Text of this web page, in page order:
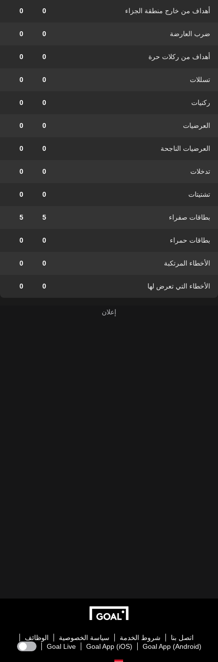
أهداف من خارج منطقة الجزاء 0
0
ضرب العارضة 0
0
أهداف من ركلات حرة 0
0
تسللات 0
0
ركنيات 0
0
العرضيات 0
0
العرضيات الناجحة 0
0
تدخلات 0
0
تشتيتات 0
0
بطاقات صفراء 5
5
بطاقات حمراء 0
0
الأخطاء المرتكبة 0
0
الأخطاء التي تعرض لها 0
0
اتصل بنا شروط الخدمة سياسة الخصوصية
الوظائف
Goal App (Android)
Goal App (iOS)
Goal Live